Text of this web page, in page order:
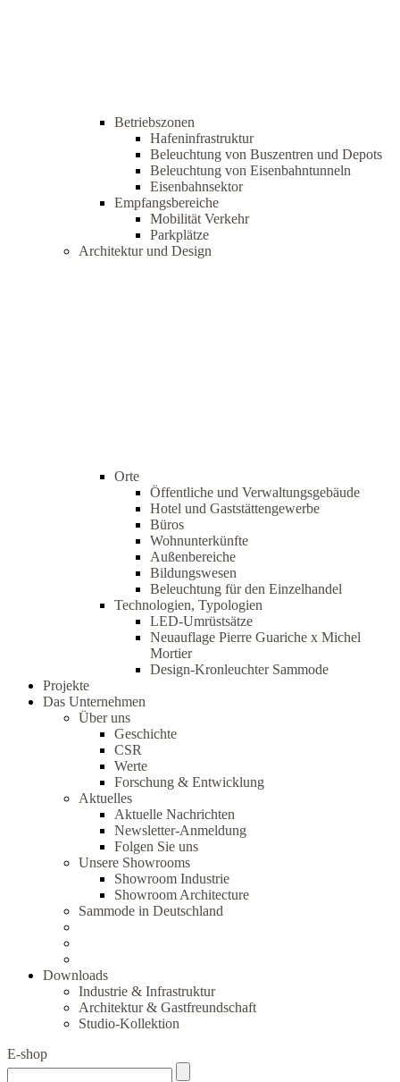
Betriebszonen
Hafeninfrastruktur
Beleuchtung von Buszentren und Depots
Beleuchtung von Eisenbahntunneln
Eisenbahnsektor
Empfangsbereiche
Mobilität Verkehr
Parkplätze
Architektur und Design
Orte
Öffentliche und Verwaltungsgebäude
Hotel und Gaststättengewerbe
Büros
Wohnunterkünfte
Außenbereiche
Bildungswesen
Beleuchtung für den Einzelhandel
Technologien, Typologien
LED-Umrüstsätze
Neuauflage Pierre Guariche x Michel
Mortier
Design-Kronleuchter Sammode
Projekte
Das Unternehmen
Über uns
Geschichte
CSR
Werte
Forschung & Entwicklung
Aktuelles
Aktuelle Nachrichten
Newsletter-Anmeldung
Folgen Sie uns
Unsere Showrooms
Showroom Industrie
Showroom Architecture
Sammode in Deutschland
Downloads
Industrie & Infrastruktur
Architektur & Gastfreundschaft
Studio-Kollektion
E-shop